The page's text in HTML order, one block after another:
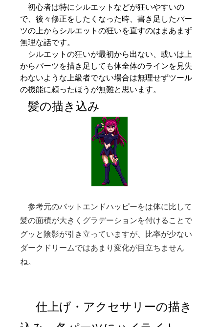
初心者は特にシルエットなどが狂いやすいの
で、後々修正をしたくなった時、書き足したパー
ツの上からシルエットの狂いを直すのはまあまず
無理な話です。
シルエットの狂いが最初から出ない、或いは上
からパーツを描き足しても体全体のラインを見失
わないような上級者でない場合は無理せずツール
の機能に頼ったほうが無難と思います。
髪の描き込み
参考元のバットエンドハッピーをは体に比して
髪の面積が大きくグラデーションを付けることで
グッと陰影が引き立っていますが、比率が少ない
ダークドリームではあまり変化が目立ちません
ね。
仕上げ・アクセサリーの描き